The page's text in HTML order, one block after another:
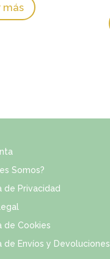
más
Somos?
de Privacidad
de Cookies
de Envíos y Devoluciones